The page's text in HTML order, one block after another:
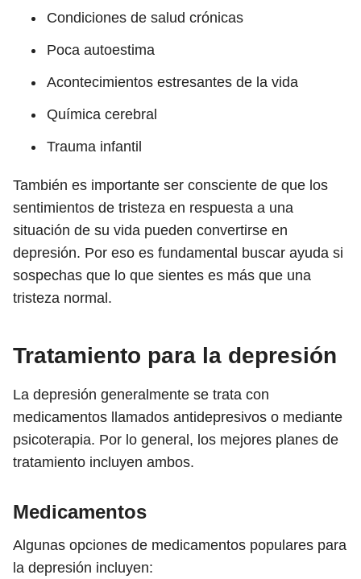
Condiciones de salud crónicas
Poca autoestima
Acontecimientos estresantes de la vida
Química cerebral
Trauma infantil
También es importante ser consciente de que los
sentimientos de tristeza en respuesta a una
situación de su vida pueden convertirse en
depresión. Por eso es fundamental buscar ayuda si
sospechas que lo que sientes es más que una
tristeza normal.
Tratamiento para la depresión
La depresión generalmente se trata con
medicamentos llamados antidepresivos o mediante
psicoterapia. Por lo general, los mejores planes de
tratamiento incluyen ambos.
Medicamentos
Algunas opciones de medicamentos populares para
la depresión incluyen: